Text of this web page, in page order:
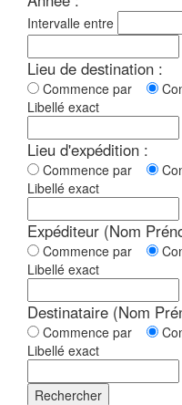
Intervalle entre
Lieu de destination :
Commence par
Libellé exact
Lieu d'expédition :
Commence par
Libellé exact
Expéditeur (Nom
Commence par
Libellé exact
Destinataire (Nom
Commence par
Libellé exact
Rechercher